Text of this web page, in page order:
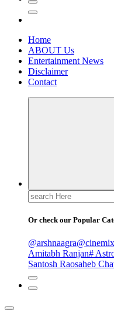
Home
ABOUT Us
Entertainment News
Disclaimer
Contact
Search
for:
Or check our Popular
@arshnaagra
Amitabh Ranjan#
Santosh Raosaheb